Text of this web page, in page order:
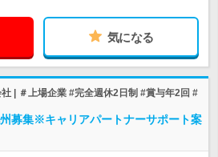
気になる
| ＃上場企業 #完全週休2日制 #賞与年2回 #
募集※キャリアパートナーサポート案